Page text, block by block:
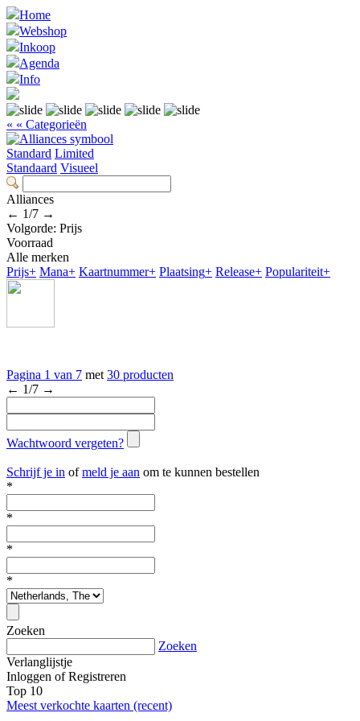
Home
Webshop
Inkoop
Agenda
Info
« « Categorieën
Standard Limited
Standaard Visueel
Alliances
← 1/7 →
Volgorde: Prijs
Voorraad
Alle merken
Prijs+ Mana+ Kaartnummer+ Plaatsing+ Release+ Populariteit+
Pagina 1 van 7 met 30 producten
← 1/7 →
Wachtwoord vergeten?
Schrijf je in ofmeld je aan om te kunnen bestellen
*
*
*
*
Zoeken
Zoeken
Verlanglijstje
Inloggen ofRegistreren
Top 10
Meest verkochte kaarten (recent)